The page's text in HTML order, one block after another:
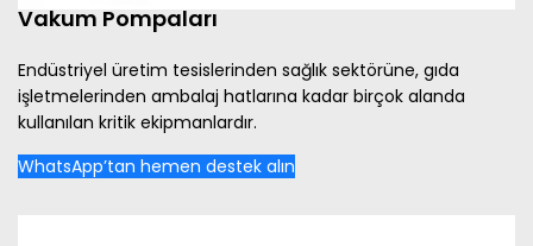
Vakum Pompaları
Endüstriyel üretim tesislerinden sağlık sektörüne, gıda
işletmelerinden ambalaj hatlarına kadar birçok alanda
kullanılan kritik ekipmanlardır.
WhatsApp’tan hemen destek alın